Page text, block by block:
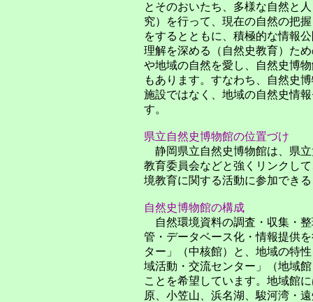
とそのおいたち、多様な自然と
究）を行って、現在の自然の把
をするとともに、積極的な情報
理解を深める（自然史教育）た
や地域の自然を愛し、自然史博
もあります。すなわち、自然史
施設ではなく、地域の自然史情
す。
県立自然史博物館の位置づけ
静岡県立自然史博物館は、県
教育委員会などと強くリンクし
境教育に関する活動に参加でき
自然史博物館の構成
自然環境資料の調査・収集・
管・データベース化・情報提供
ター」（中核館）と、地域の特
域活動・交流センター」（地域
ことを希望しています。地域館
原、小笠山、浜名湖、駿河湾・